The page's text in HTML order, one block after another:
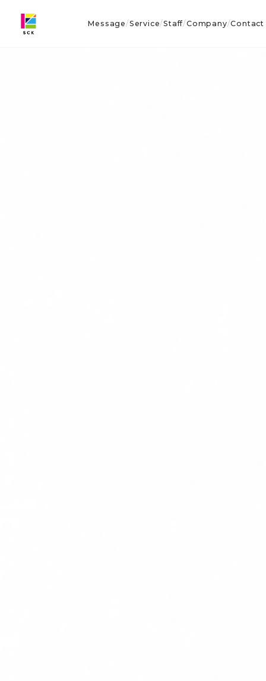
Message/Service/Staff/Company/Contact